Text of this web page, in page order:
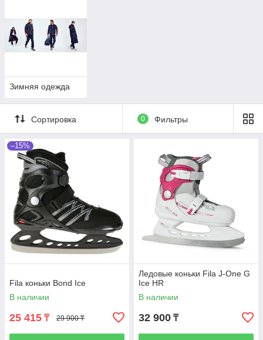
Зимняя одежда
Сортировка 0 Фильтры
–15%
Fila коньки Bond Ice
В наличии
25 415 ₸ 29 900 ₸
Ледовые коньки Fila J-One G
Ice HR
В наличии
32 900 ₸